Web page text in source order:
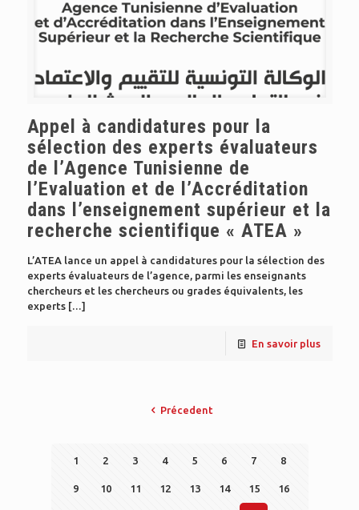
Appel à candidatures pour la
sélection des experts évaluateurs
de l’Agence Tunisienne de
l’Evaluation et de l’Accréditation
dans l’enseignement supérieur et la
recherche scientifique « ATEA »
L’ATEA lance un appel à candidatures pour la sélection des
experts évaluateurs de l’agence, parmi les enseignants
chercheurs et les chercheurs ou grades équivalents, les
experts[…]
En savoir plus
Précedent
1 2 3 4 5 6 7 8
9 10 11 12 13 14 15 16